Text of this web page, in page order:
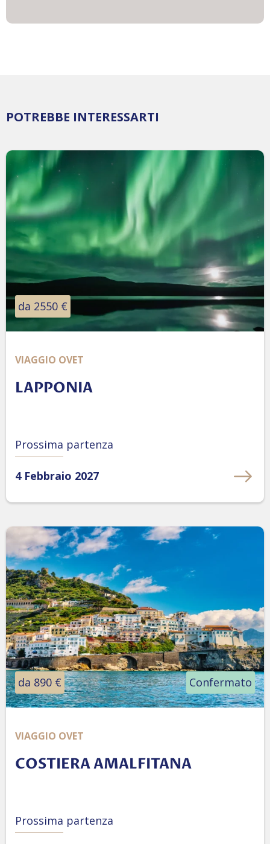
POTREBBE INTERESSARTI
da 2550 €
VIAGGIO OVET
LAPPONIA
Prossima partenza
4 Febbraio 2027
da 890 € Confermato
VIAGGIO OVET
COSTIERA AMALFITANA
Prossima partenza